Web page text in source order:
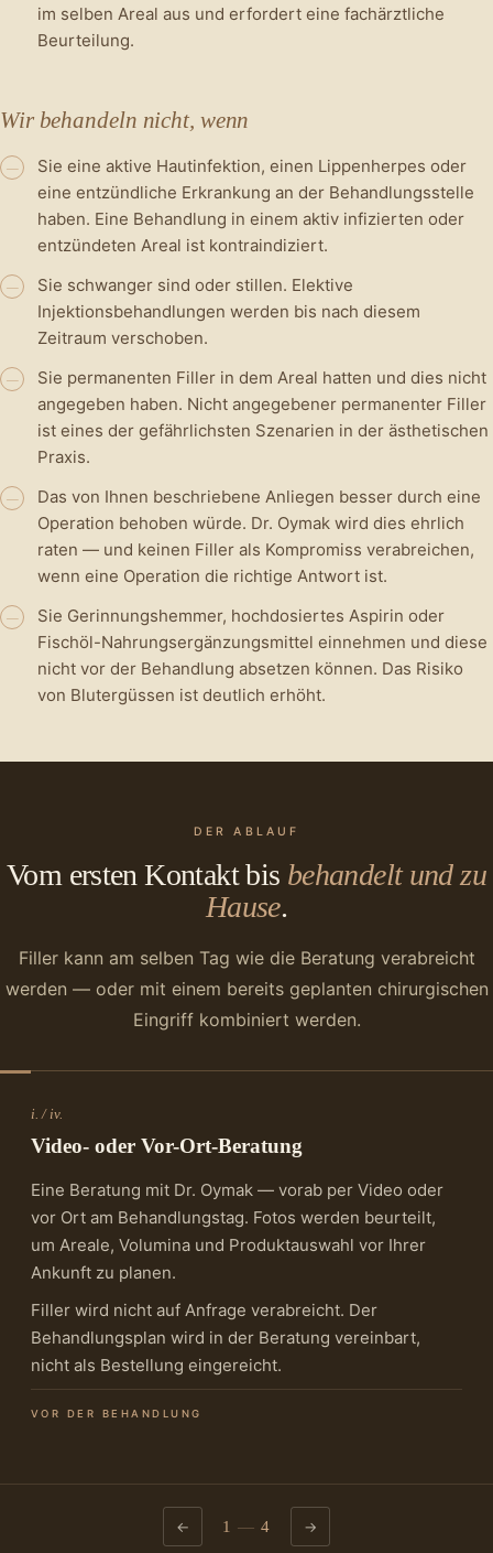
im selben Areal aus und erfordert eine fachärztliche
Beurteilung.
Wir behandeln nicht, wenn
—
Sie eine aktive Hautinfektion, einen Lippenherpes oder
eine entzündliche Erkrankung an der Behandlungsstelle
haben. Eine Behandlung in einem aktiv infizierten oder
entzündeten Areal ist kontraindiziert.
—
Sie schwanger sind oder stillen. Elektive
Injektionsbehandlungen werden bis nach diesem
Zeitraum verschoben.
—
Sie permanenten Filler in dem Areal hatten und dies nicht
angegeben haben. Nicht angegebener permanenter Filler
ist eines der gefährlichsten Szenarien in der ästhetischen
Praxis.
—
Das von Ihnen beschriebene Anliegen besser durch eine
Operation behoben würde. Dr. Oymak wird dies ehrlich
raten — und keinen Filler als Kompromiss verabreichen,
wenn eine Operation die richtige Antwort ist.
—
Sie Gerinnungshemmer, hochdosiertes Aspirin oder
Fischöl-Nahrungsergänzungsmittel einnehmen und diese
nicht vor der Behandlung absetzen können. Das Risiko
von Blutergüssen ist deutlich erhöht.
DER ABLAUF
Vom ersten Kontakt bis behandelt und zu
Hause.
Filler kann am selben Tag wie die Beratung verabreicht
werden — oder mit einem bereits geplanten chirurgischen
Eingriff kombiniert werden.
i. / iv.
Video- oder Vor-Ort-Beratung
Eine Beratung mit Dr. Oymak — vorab per Video oder
vor Ort am Behandlungstag. Fotos werden beurteilt,
um Areale, Volumina und Produktauswahl vor Ihrer
Ankunft zu planen.
Filler wird nicht auf Anfrage verabreicht. Der
Behandlungsplan wird in der Beratung vereinbart,
nicht als Bestellung eingereicht.
VOR DER BEHANDLUNG
1 — 4